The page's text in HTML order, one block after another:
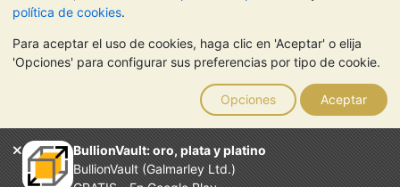
política de cookies.
Para aceptar el uso de cookies, haga clic en 'Aceptar' o elija
'Opciones' para configurar sus preferencias por tipo de cookie.
Opciones Aceptar
BullionVault: oro, plata y platino
BullionVault (Galmarley Ltd.)
NOTA: El valor de los metales preciosos puede tanto bajar como
subir. Las tendencias históricas no garantizan la evolución
futura de los precios. Nada de lo contenido en los sitios web de
BullionVault ni en ninguna de sus comunicaciones constituye
asesoramiento en materia de inversión. Debería buscar
asesoramiento profesional para determinar si poseer metales
preciosos es adecuado para usted.
El servicio de BullionVault es propiedad de Galmarley Limited,